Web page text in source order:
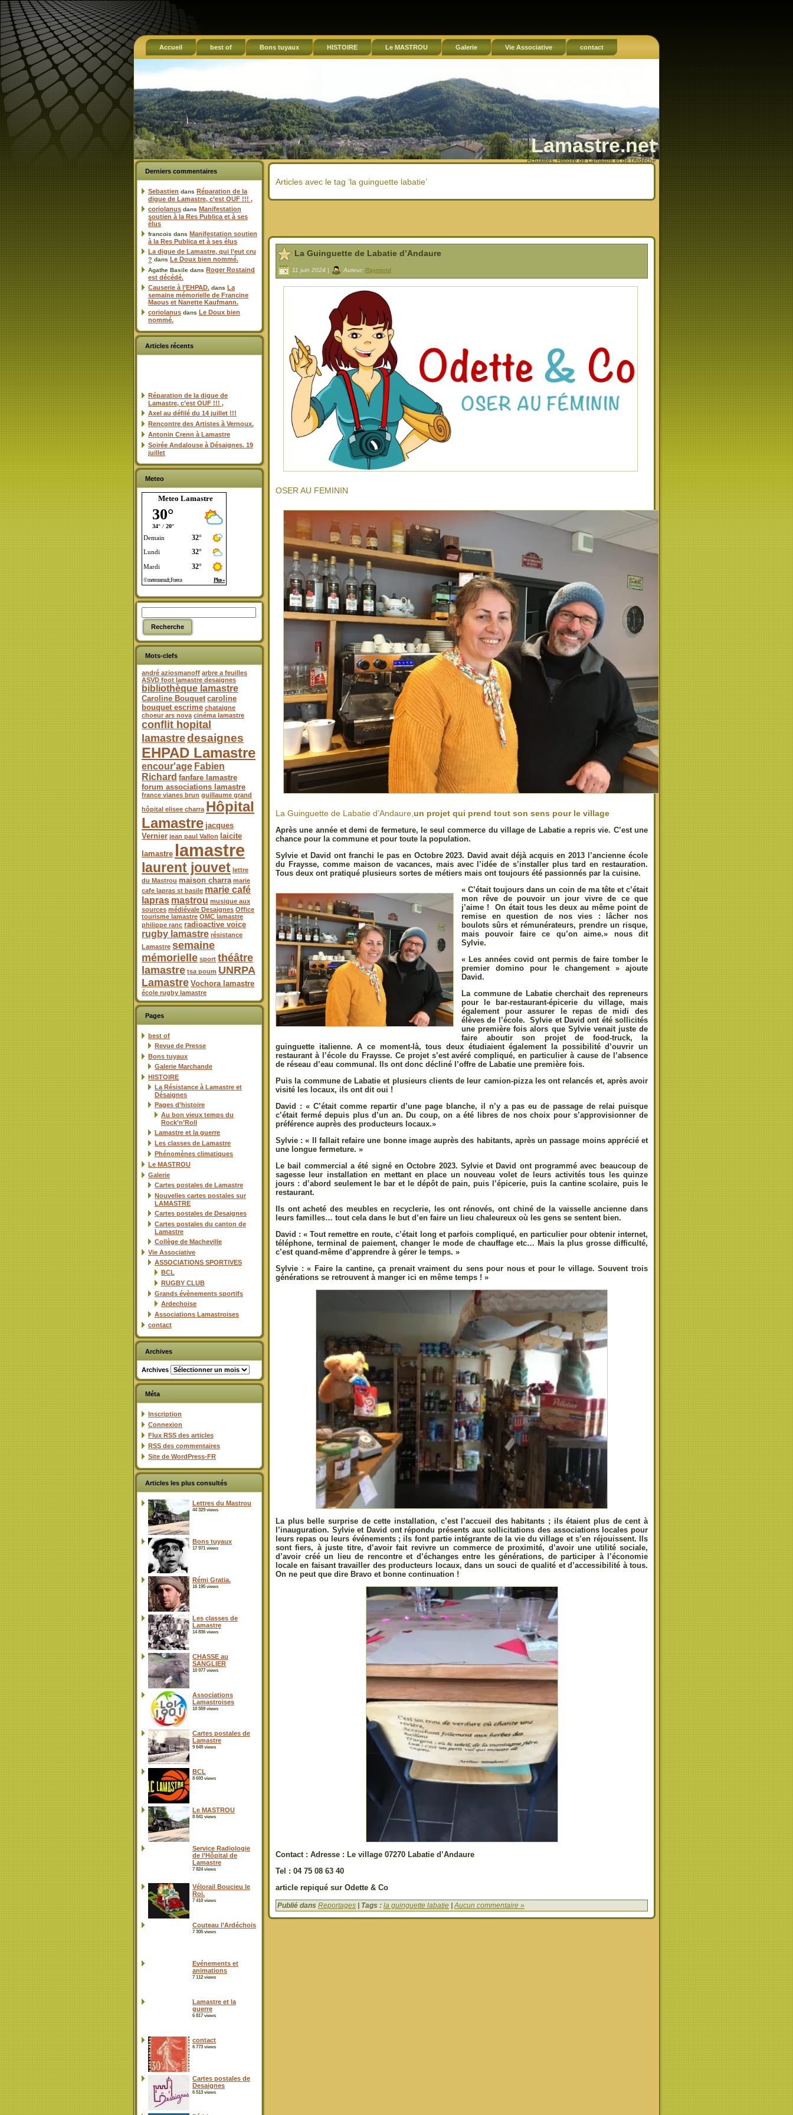
Accueil best of Bons tuyaux HISTOIRE Le MASTROU Galerie Vie Associative contact
Lamastre.net
Actualités, Histoire de Lamastre et de l'Ardèche
Derniers commentaires
Sebastien dans Réparation de la
digue de Lamastre, c’est OUF !!! ,
coriolanus dans Manifestation
soutien à la Res Publica et à ses
élus
francois dans Manifestation soutien
à la Res Publica et à ses élus
La digue de Lamastre, qui l’eut cru
? dans Le Doux bien nommé.
Agathe Basile dans Roger Rostaind
est décédé.
Causerie à l’EHPAD. dans La
semaine mémorielle de Francine
Maous et Nanette Kaufmann.
coriolanus dans Le Doux bien
nommé.
Articles récents
Réparation de la digue de
Lamastre, c’est OUF !!! ,
Axel au défilé du 14 juillet !!!
Rencontre des Artistes à Vernoux.
Antonin Crenn à Lamastre
Soirée Andalouse à Désaignes. 19
juillet
Meteo
Meteo Lamastre
Mots-clefs
andré aziosmanoff arbre a feuilles
ASVD foot lamastre desaignes
bibliothèque lamastre
Caroline Bouquet caroline
bouquet escrime chataigne
choeur ars nova cinéma lamastre
conflit hopital
lamastredesaignes
EHPAD Lamastre
encour'age Fabien
Richard fanfare lamastre
forum associations lamastre
france vianes brun guillaume grand
hôpital elisee charra Hôpital
Lamastre jacques
Vernier jean paul Vallon
laicite
lamastre lamastre
laurent jouvet lettre
du Mastrou maison charra marie
cafe lapras st basile marie café
lapras mastrou musique aux
sources médiévale Desaignes Office
tourisme lamastre OMC lamastre
philippe ranc radioactive voice
rugby lamastre résistance
Lamastre semaine
mémorielle sport théâtre
lamastre tsa poum UNRPA
Lamastre Vochora lamastre
école rugby lamastre
Pages
best of
Revue de Presse
Bons tuyaux
Galerie Marchande
HISTOIRE
La Résistance à Lamastre et
Désaignes
Pages d’histoire
Au bon vieux temps du
Rock’n’Roll
Lamastre et la guerre
Les classes de Lamastre
Phénomènes climatiques
Le MASTROU
Galerie
Cartes postales de Lamastre
Nouvelles cartes postales sur
LAMASTRE
Cartes postales de Desaignes
Cartes postales du canton de
Lamastre
Collège de Macheville
Vie Associative
ASSOCIATIONS SPORTIVES
BCL
RUGBY CLUB
Grands évènements sportifs
Ardechoise
Associations Lamastroises
contact
Archives
Archives
Méta
Inscription
Connexion
Flux RSS des articles
RSS des commentaires
Site de WordPress-FR
Articles les plus consultés
Lettres du Mastrou
44 329 views
Bons tuyaux
17 971 views
Rémi Gratia.
16 195 views
Les classes de
Lamastre
14 836 views
CHASSE au
SANGLIER
10 977 views
Associations
Lamastroises
10 559 views
Cartes postales de
Lamastre
9 649 views
BCL
8 693 views
Le MASTROU
8 041 views
Service Radiologie
de l’Hôpital de
Lamastre
7 824 views
Vélorail Boucieu le
Roi.
7 410 views
Couteau l’Ardéchois
7 305 views
Evénements et
animations
7 112 views
Lamastre et la
guerre
6 817 views
contact
6 773 views
Cartes postales de
Desaignes
6 513 views
Articles avec le tag ‘la guinguette labatie’
La Guinguette de Labatie d’Andaure
11 juin 2024 | Auteur: Raymond
OSER AU FEMININ
La Guinguette de Labatie d’Andaure, un projet qui prend tout son sens pour le village
Après une année et demi de fermeture, le seul commerce du village de Labatie a repris vie. C’est une
chance pour la commune et pour toute la population.
Sylvie et David ont franchi le pas en Octobre 2023. David avait déjà acquis en 2013 l’ancienne école
du Fraysse, comme maison de vacances, mais avec l’idée de s’installer plus tard en restauration.
Tous deux ont pratiqué plusieurs sortes de métiers mais ont toujours été passionnés par la cuisine.
« C’était toujours dans un coin de ma tête et c’était
mon rêve de pouvoir un jour vivre de ce que
j’aime ! On était tous les deux au même point de
remise en question de nos vies : lâcher nos
boulots sûrs et rémunérateurs, prendre un risque,
mais pouvoir faire ce qu’on aime.» nous dit
Sylvie.
« Les années covid ont permis de faire tomber le
premier domino pour le changement » ajoute
David.
La commune de Labatie cherchait des repreneurs
pour le bar-restaurant-épicerie du village, mais
également pour assurer le repas de midi des
élèves de l’école. Sylvie et David ont été sollicités
une première fois alors que Sylvie venait juste de
faire aboutir son projet de food-truck, la
guinguette italienne. A ce moment-là, tous deux étudiaient également la possibilité d’ouvrir un
restaurant à l’école du Fraysse. Ce projet s’est avéré compliqué, en particulier à cause de l’absence
de réseau d’eau communal. Ils ont donc décliné l’offre de Labatie une première fois.
Puis la commune de Labatie et plusieurs clients de leur camion-pizza les ont relancés et, après avoir
visité les locaux, ils ont dit oui !
David : « C’était comme repartir d’une page blanche, il n’y a pas eu de passage de relai puisque
c’était fermé depuis plus d’un an. Du coup, on a été libres de nos choix pour s’approvisionner de
préférence auprès des producteurs locaux.»
Sylvie : « Il fallait refaire une bonne image auprès des habitants, après un passage moins apprécié et
une longue fermeture. »
Le bail commercial a été signé en Octobre 2023. Sylvie et David ont programmé avec beaucoup de
sagesse leur installation en mettant en place un nouveau volet de leurs activités tous les quinze
jours : d’abord seulement le bar et le dépôt de pain, puis l’épicerie, puis la cantine scolaire, puis le
restaurant.
Ils ont acheté des meubles en recyclerie, les ont rénovés, ont chiné de la vaisselle ancienne dans
leurs familles… tout cela dans le but d’en faire un lieu chaleureux où les gens se sentent bien.
David : « Tout remettre en route, c’était long et parfois compliqué, en particulier pour obtenir internet,
téléphone, terminal de paiement, changer le mode de chauffage etc… Mais la plus grosse difficulté,
c’est quand-même d’apprendre à gérer le temps. »
Sylvie : « Faire la cantine, ça prenait vraiment du sens pour nous et pour le village. Souvent trois
générations se retrouvent à manger ici en même temps ! »
La plus belle surprise de cette installation, c’est l’accueil des habitants ; ils étaient plus de cent à
l’inauguration. Sylvie et David ont répondu présents aux sollicitations des associations locales pour
leurs repas ou leurs événements ; ils font partie intégrante de la vie du village et s’en réjouissent. Ils
sont fiers, à juste titre, d’avoir fait revivre un commerce de proximité, d’avoir une utilité sociale,
d’avoir créé un lieu de rencontre et d’échanges entre les générations, de participer à l’économie
locale en faisant travailler des producteurs locaux, dans un souci de qualité et d’accessibilité à tous.
On ne peut que dire Bravo et bonne continuation !
Contact : Adresse : Le village 07270 Labatie d’Andaure
Tel : 04 75 08 63 40
article repiqué sur Odette & Co
Publié dans Reportages | Tags : la guinguette labatie | Aucun commentaire »